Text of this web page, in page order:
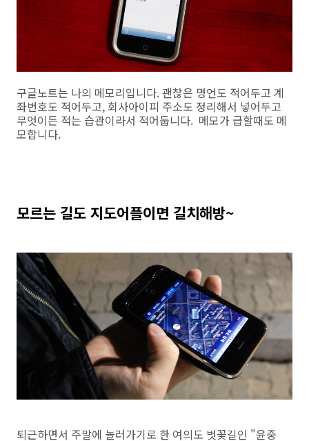
구글노트는 나의 메모리입니다. 괜찮은 명언도 적어두고 계
좌번호도 적어두고, 회사아이피 주소도 정리해서 넣어두고
무엇이든 적는 습관이라서 적어둡니다. 메모가 급할때도 메
모합니다.
모르는 길도 지도어플이면 길치해방~
퇴근하면서 주말에 놀러가기로 한 여의도 벗꽃길인 "윤중